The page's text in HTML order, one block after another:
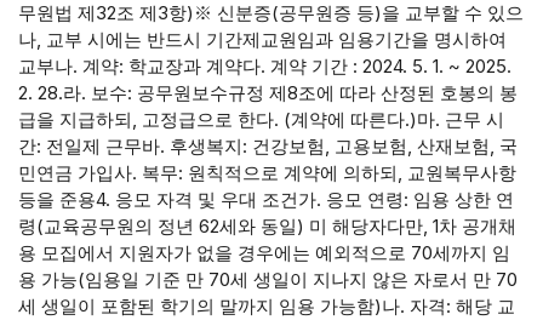
무원법 제32조 제3항)※ 신분증(공무원증 등)을 교부할 수 있으
나, 교부 시에는 반드시 기간제교원임과 임용기간을 명시하여
교부나. 계약: 학교장과 계약다. 계약 기간 : 2024. 5. 1. ~ 2025.
2. 28.라. 보수: 공무원보수규정 제8조에 따라 산정된 호봉의 봉
급을 지급하되, 고정급으로 한다. (계약에 따른다.)마. 근무 시
간: 전일제 근무바. 후생복지: 건강보험, 고용보험, 산재보험, 국
민연금 가입사. 복무: 원칙적으로 계약에 의하되, 교원복무사항
등을 준용4. 응모 자격 및 우대 조건가. 응모 연령: 임용 상한 연
령(교육공무원의 정년 62세와 동일) 미 해당자다만, 1차 공개채
용 모집에서 지원자가 없을 경우에는 예외적으로 70세까지 임
용 가능(임용일 기준 만 70세 생일이 지나지 않은 자로서 만 70
세 생일이 포함된 학기의 말까지 임용 가능함)나. 자격: 해당 교